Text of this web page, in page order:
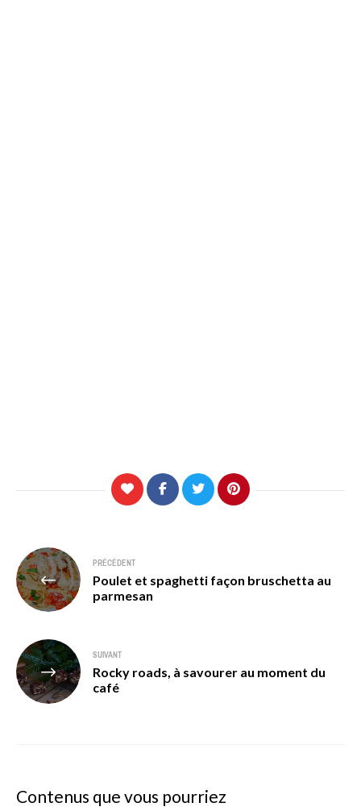
Navigation
de
l’article
PRÉCÉDENT
Poulet et spaghetti façon bruschetta au
parmesan
SUIVANT
Rocky roads, à savourer au moment du
café
Contenus que vous pourriez